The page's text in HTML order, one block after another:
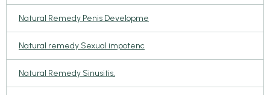
Natural Remedy Penis Developme
Natural remedy Sexual impotenc
Natural Remedy Sinusitis,